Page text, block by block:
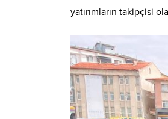
yatırımların takipçisi